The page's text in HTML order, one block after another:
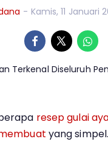
- Kamis, 11 Januari
resepgulai
yang simpel.